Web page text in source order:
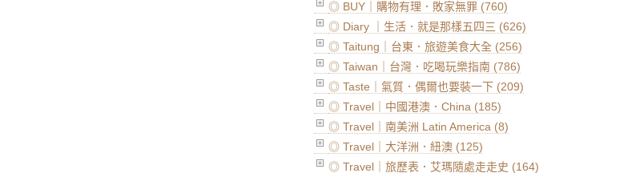
◎ BUY｜購物有理．敗家無罪 (760)
◎ Diary ｜生活．就是那樣五四三 (626)
◎ Taitung｜台東．旅遊美食大全 (256)
◎ Taiwan｜台灣．吃喝玩樂指南 (786)
◎ Taste｜氣質．偶爾也要裝一下 (209)
◎ Travel｜中國港澳．China (185)
◎ Travel｜南美洲 Latin America (8)
◎ Travel｜大洋洲．紐澳 (125)
◎ Travel｜旅歷表．艾瑪隨處走走史 (164)